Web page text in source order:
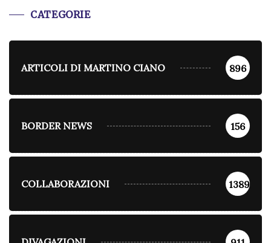
CATEGORIE
ARTICOLI DI MARTINO CIANO 896
BORDER NEWS 156
COLLABORAZIONI 1389